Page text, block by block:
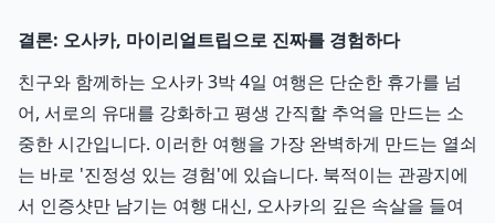
결론: 오사카, 마이리얼트립으로 진짜를 경험하다
친구와 함께하는 오사카 3박 4일 여행은 단순한 휴가를 넘
어, 서로의 유대를 강화하고 평생 간직할 추억을 만드는 소
중한 시간입니다. 이러한 여행을 가장 완벽하게 만드는 열쇠
는 바로 '진정성 있는 경험'에 있습니다. 북적이는 관광지에
서 인증샷만 남기는 여행 대신, 오사카의 깊은 속살을 들여